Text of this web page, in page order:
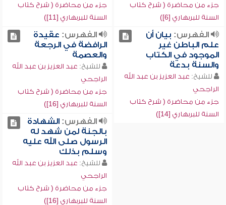
جزء من محاضرة ( شرح كتاب
السنة للبربهاري [6])
جزء من محاضرة ( شرح كتاب
السنة للبربهاري [11])
الفهرس: بيان أن
علم الباطن غير
الموجود في الكتاب
والسنة بدعة
للشيخ: عبد العزيز بن عبد الله
الراجحي
جزء من محاضرة ( شرح كتاب
السنة للبربهاري [14])
الفهرس: عقيدة
الرافضة في الرجعة
والعصمة
للشيخ: عبد العزيز بن عبد الله
الراجحي
جزء من محاضرة ( شرح كتاب
السنة للبربهاري [16])
الفهرس:الشهادة
بالجنة لمن شهد له
الرسول صلى الله عليه
وسلم بذلك
للشيخ: عبد العزيز بن عبد الله
الراجحي
جزء من محاضرة ( شرح كتاب
السنة للبربهاري [16])